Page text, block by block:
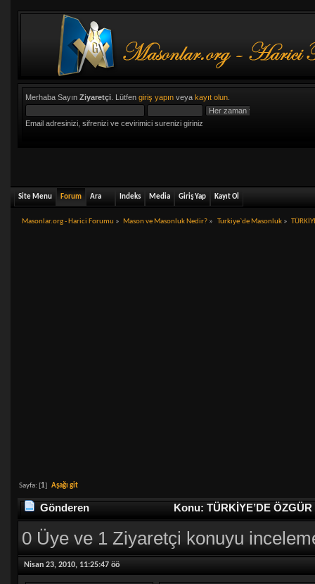
Merhaba Sayın Ziyaretçi. Lütfen giriş yapınveya kayıt olun.
Email adresinizi, sifrenizi ve cevirimici surenizi giriniz
Site Menu Forum Ara Indeks Media Giriş Yap Kayıt Ol
Masonlar.org - Harici Forumu » Mason ve Masonluk Nedir? » Turkiye`de Masonluk»
Sayfa: [1] Aşağı git
Gönderen Konu: TÜRKİYE’DE
0 Üye ve 1 Ziyaretçi konuyu
Nisan 23, 2010, 11:25:47 öö